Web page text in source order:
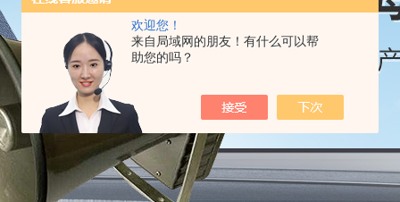
欢迎您！
来自局域网的朋友！有什么可以帮
助您的吗？